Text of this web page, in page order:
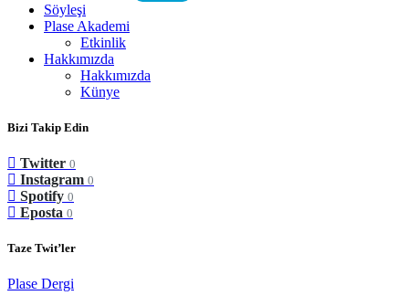
Söyleşi
Plase Akademi
Etkinlik
Hakkımızda
Hakkımızda
Künye
Bizi Takip Edin
Twitter 0
Instagram 0
Spotify 0
Eposta 0
Taze Twit’ler
Plase Dergi